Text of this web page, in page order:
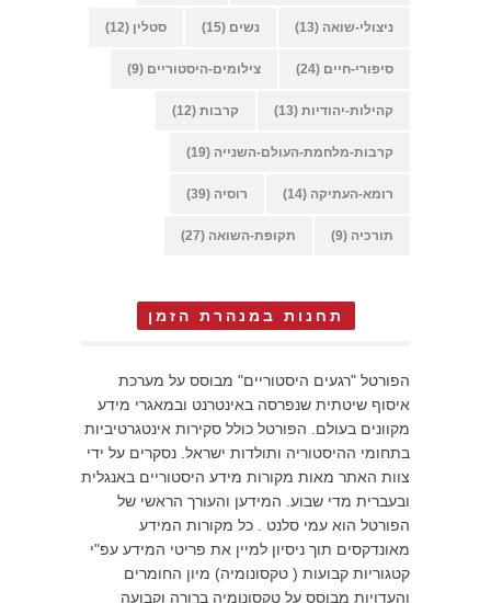
ניצולי-שואה (13) נשים (15) סטלין (12)
סיפורי-חיים (24) צילומים-היסטוריים (9)
קהילות-יהודיות (13) קרבות (12)
קרבות-מלחמת-העולם-השנייה (19)
רומא-העתיקה (14) רוסיה (39)
תורכיה (9) תקופת-השואה (27)
תחנות במנהרת הזמן
הפורטל "רגעים היסטוריים" מבוסס על מערכת
איסוף שיטתית שנפרסה באינטרנט ובמאגרי מידע
מקוונים בעולם. הפורטל כולל סקירות אינטגרטיביות
בתחומי ההיסטוריה ותולדות ישראל. נסקרים על ידי
צוות האתר מאות מקורות מידע היסטוריים באנגלית
ובעברית מדי שבוע. המידען והעורך הראשי של
הפורטל הוא עמי סלנט . כל מקורות המידע
מאונדקסים תוך ניסיון למיין את פריטי המידע עפ"י
קטגוריות קבועות ( טקסונומיה) מיון החומרים
והעדויות מבוסס על טקסונומיה ברורה וקבועה